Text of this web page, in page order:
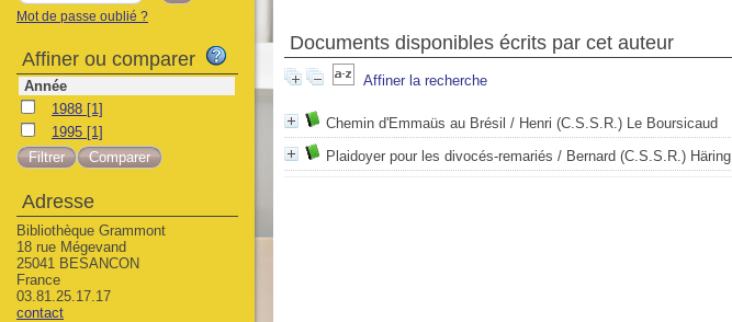
Documents disponibles écrits par cet auteur
Affiner la recherche
Chemin d'Emmaüs au Brésil / Henri (C.S.S.R.) Le Boursicaud
Plaidoyer pour les divocés-remariés / Bernard (C.S.S.R.) Häring
Mot de passe oublié ?
Affiner ou comparer
Année
1988 [1]
1995 [1]
Adresse
Bibliothèque Grammont
18 rue Mégevand
25041 BESANCON
France
03.81.25.17.17
contact